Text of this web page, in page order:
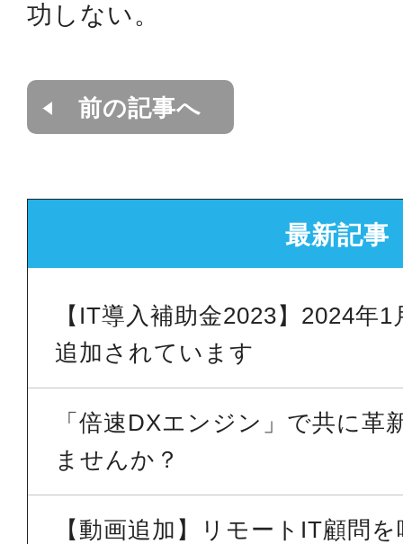
功しない。
前の記事へ
最新記事
【IT導入補助金2023】2024年
追加されています
「倍速DXエンジン」で共に革
ませんか？
【動画追加】リモートIT顧問